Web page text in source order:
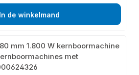
In de winkelmand